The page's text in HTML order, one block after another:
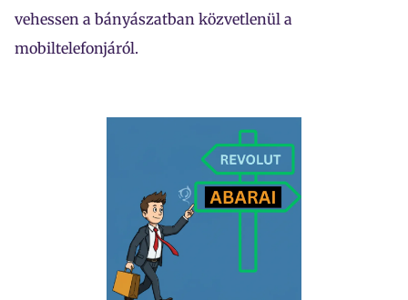
vehessen a bányászatban közvetlenül a
mobiltelefonjáról.